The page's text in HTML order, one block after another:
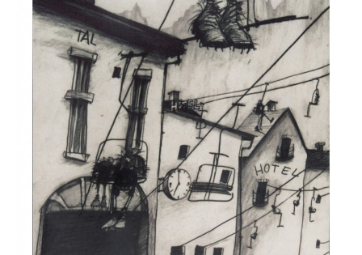
Köpfe
Märchen
Schwarze Serie
Viecher
Illustrationen
Comic, Figuren & Stories
Kinderbücher
Designs